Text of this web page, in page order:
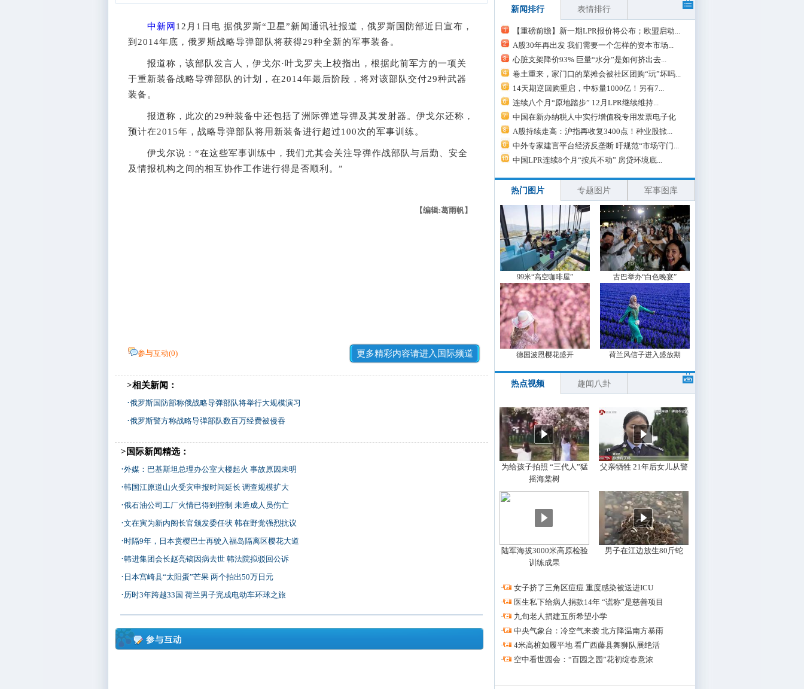
中新网 12月1日电 据俄罗斯“卫星”新闻通讯社报道，俄罗斯国防部近日宣布，
到2014年底，俄罗斯战略导弹部队将获得29种全新的军事装备。
报道称，该部队发言人，伊戈尔·叶戈罗夫上校指出，根据此前军方的一项关
于重新装备战略导弹部队的计划，在2014年最后阶段，将对该部队交付29种武器
装备。
报道称，此次的29种装备中还包括了洲际弹道导弹及其发射器。伊戈尔还称，
预计在2015年，战略导弹部队将用新装备进行超过100次的军事训练。
伊戈尔说：“在这些军事训练中，我们尤其会关注导弹作战部队与后勤、安全
及情报机构之间的相互协作工作进行得是否顺利。”
【编辑:葛雨帆】
参与互动(0) 更多精彩内容请进入国际频道
>相关新闻：
·俄罗斯国防部称俄战略导弹部队将举行大规模演习
·俄罗斯警方称战略导弹部队数百万经费被侵吞
>国际新闻精选：
·外媒：巴基斯坦总理办公室大楼起火 事故原因未明
·韩国江原道山火受灾申报时间延长 调查规模扩大
·俄石油公司工厂火情已得到控制 未造成人员伤亡
·文在寅为新内阁长官颁发委任状 韩在野党强烈抗议
·时隔9年，日本赏樱巴士再驶入福岛隔离区樱花大道
·韩进集团会长赵亮镐因病去世 韩法院拟驳回公诉
· 日本宫崎县“太阳蛋”芒果 两个拍出50万日元
·历时3年跨越33国 荷兰男子完成电动车环球之旅
新闻排行 表情排行
【重磅前瞻】新一期LPR报价将公布；欧盟启动...
A股30年再出发 我们需要一个怎样的资本市场...
心脏支架降价93% 巨量“水分”是如何挤出去...
卷土重来，家门口的菜摊会被社区团购“玩”坏吗...
14天期逆回购重启，中标量1000亿！另有7...
连续八个月“原地踏步” 12月LPR继续维持...
中国在新办纳税人中实行增值税专用发票电子化
A股持续走高：沪指再收复3400点！种业股掀...
中外专家建言平台经济反垄断 吁规范“市场守门...
中国LPR连续8个月“按兵不动” 房贷环境底...
热门图片 专题图片 军事图库
99米“高空咖啡屋” 古巴举办“白色晚宴”
德国波恩樱花盛开 荷兰风信子进入盛放期
热点视频 趣闻八卦
为给孩子拍照 “三代人”猛
摇海棠树
父亲牺牲 21年后女儿从警
陆军海拔3000米高原检验
训练成果
男子在江边放生80斤蛇
·
女子挤了三角区痘痘 重度感染被送进ICU
·
医生私下给病人捐款14年 “谎称”是慈善项目
·
九旬老人捐建五所希望小学
·
中央气象台：冷空气来袭 北方降温南方暴雨
·
4米高桩如履平地 看广西藤县舞狮队展绝活
·
空中看世园会：“百园之园”花初绽春意浓